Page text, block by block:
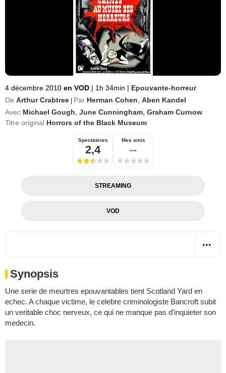
4 décembre 2010 en VOD | 1h 34min | Epouvante-horreur
De Arthur Crabtree Par Herman Cohen Aben Kandel
Avec Michael Gough June Cunningham Graham Curnow
Titre original Horrors of the Black Museum
Spectateurs
2,4
Mes amis
--
STREAMING
VOD
Synopsis
Une serie de meurtres epouvantables tient Scotland Yard en
echec. A chaque victime, le celebre criminologiste Bancroft subit
un veritable choc nerveux, ce qui ne manque pas d'inquieter son
medecin.